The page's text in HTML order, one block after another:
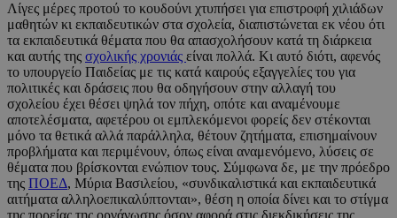
Λίγες μέρες προτού το κουδούνι χτυπήσει για επιστροφή χιλιάδων
μαθητών κι εκπαιδευτικών στα σχολεία, διαπιστώνεται εκ νέου ότι
τα εκπαιδευτικά θέματα που θα απασχολήσουν κατά τη διάρκεια
και αυτής της σχολικής χρονιάς είναι πολλά. Κι αυτό διότι, αφενός
το υπουργείο Παιδείας με τις κατά καιρούς εξαγγελίες του για
πολιτικές και δράσεις που θα οδηγήσουν στην αλλαγή του
σχολείου έχει θέσει ψηλά τον πήχη, οπότε και αναμένουμε
αποτελέσματα, αφετέρου οι εμπλεκόμενοι φορείς δεν στέκονται
μόνο τα θετικά αλλά παράλληλα, θέτουν ζητήματα, επισημαίνουν
προβλήματα και περιμένουν, όπως είναι αναμενόμενο, λύσεις σε
θέματα που βρίσκονται ενώπιον τους. Σύμφωνα δε, με την πρόεδρο
της ΠΟΕΔ, Μύρια Βασιλείου, «συνδικαλιστικά και εκπαιδευτικά
αιτήματα αλληλοεπικαλύπτονται», θέση η οποία δίνει και το στίγμα
της πορείας της οργάνωσης όσον αφορά στις διεκδικήσεις της